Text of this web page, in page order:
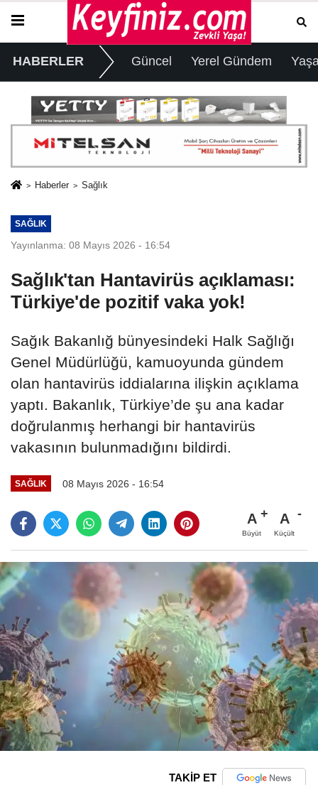
HABERLER Güncel Yerel Gündem
Haberler Sağlık
SAĞLIK
Yayınlanma: 08 Mayıs 2026 - 16:54
Sağlık'tan Hantavirüs açıklaması:
Türkiye'de pozitif vaka yok!
Sağık Bakanlığ bünyesindeki Halk Sağlığı
Genel Müdürlüğü, kamuoyunda gündem
olan hantavirüs iddialarına ilişkin açıklama
yaptı. Bakanlık, Türkiye’de şu ana kadar
doğrulanmış herhangi bir hantavirüs
vakasının bulunmadığını bildirdi.
SAĞLIK 08 Mayıs 2026 - 16:54
A
Büyüt
A
Küçült
TAKİP ET